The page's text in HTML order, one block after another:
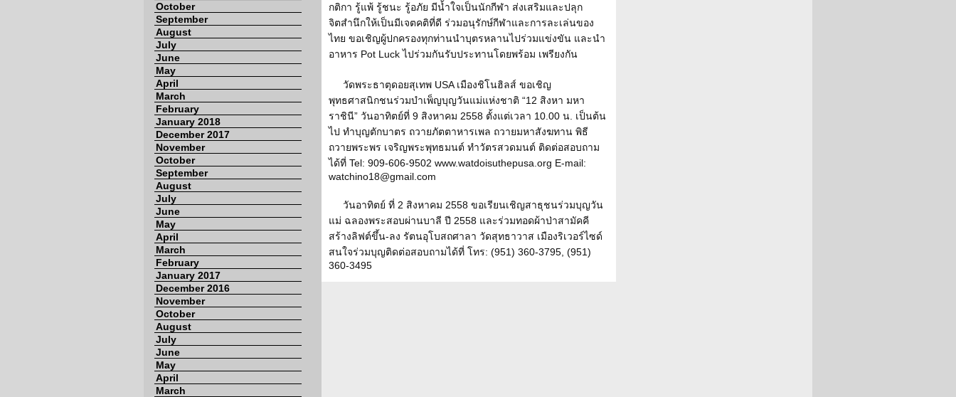
October
September
August
July
June
May
April
March
February
January 2018
December 2017
November
October
September
August
July
June
May
April
March
February
January 2017
December 2016
November
October
August
July
June
May
April
March
กติกา รู้แพ้ รู้ชนะ รู้อภัย มีน้ำใจเป็นนักกีฬา ส่งเสริมและปลุก
จิตสำนึกให้เป็นมีเจตคติที่ดี ร่วมอนุรักษ์กีฬาและการละเล่นของ
ไทย ขอเชิญผู้ปกครองทุกท่านนำบุตรหลานไปร่วมแข่งขัน และนำ
อาหาร Pot Luck ไปร่วมกันรับประทานโดยพร้อม เพรียงกัน
วัดพระธาตุดอยสุเทพ USA เมืองชิโนฮิลส์ ขอเชิญ
พุทธศาสนิกชนร่วมบำเพ็ญบุญวันแม่แห่งชาติ “12 สิงหา มหา
ราชินี” วันอาทิตย์ที่ 9 สิงหาคม 2558 ตั้งแต่เวลา 10.00 น. เป็นต้น
ไป ทำบุญตักบาตร ถวายภัตตาหารเพล ถวายมหาสังฆทาน พิธี
ถวายพระพร เจริญพระพุทธมนต์ ทำวัตรสวดมนต์ ติดต่อสอบถาม
ได้ที่ Tel: 909-606-9502 www.watdoisuthepusa.org E-mail:
watchino18@gmail.com
วันอาทิตย์ ที่ 2 สิงหาคม 2558 ขอเรียนเชิญสาธุชนร่วมบุญวัน
แม่ ฉลองพระสอบผ่านบาลี ปี 2558 และร่วมทอดผ้าป่าสามัคคี
สร้างลิฟต์ขึ้น-ลง รัตนอุโบสถศาลา วัดสุทธาวาส เมืองริเวอร์ไซด์
สนใจร่วมบุญติดต่อสอบถามได้ที่ โทร: (951) 360-3795, (951)
360-3495